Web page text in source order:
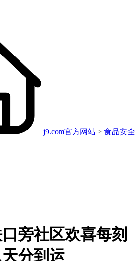
j9.com官方网站 > 食品安全
旁社区欢喜每刻
分到运